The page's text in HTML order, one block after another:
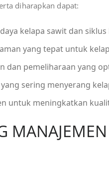
diharapkan dapat:
kelapa sawit dan
yang tepat untuk
dan pemeliharaan yang
sering menyerang
untuk meningkatkan